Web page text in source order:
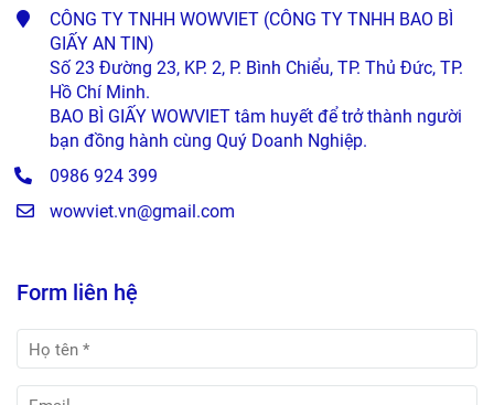
CÔNG TY TNHH WOWVIET (CÔNG TY TNHH BAO BÌ
GIẤY AN TIN)
Số 23 Đường 23, KP. 2, P. Bình Chiểu, TP. Thủ Đức, TP.
Hồ Chí Minh.
BAO BÌ GIẤY WOWVIET tâm huyết để trở thành người
bạn đồng hành cùng Quý Doanh Nghiệp.
0986 924 399
wowviet.vn@gmail.com
Form liên hệ